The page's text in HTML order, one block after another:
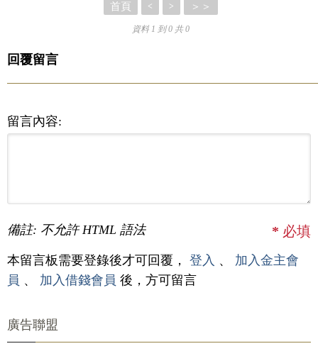
首頁 < > ＞＞
資料 1 到 0 共 0
回覆留言
留言內容:
備註: 不允許 HTML 語法 * 必填
本留言板需要登錄後才可回覆， 登入 、 加入金主會
員 、 加入借錢會員 後，方可留言
廣告聯盟